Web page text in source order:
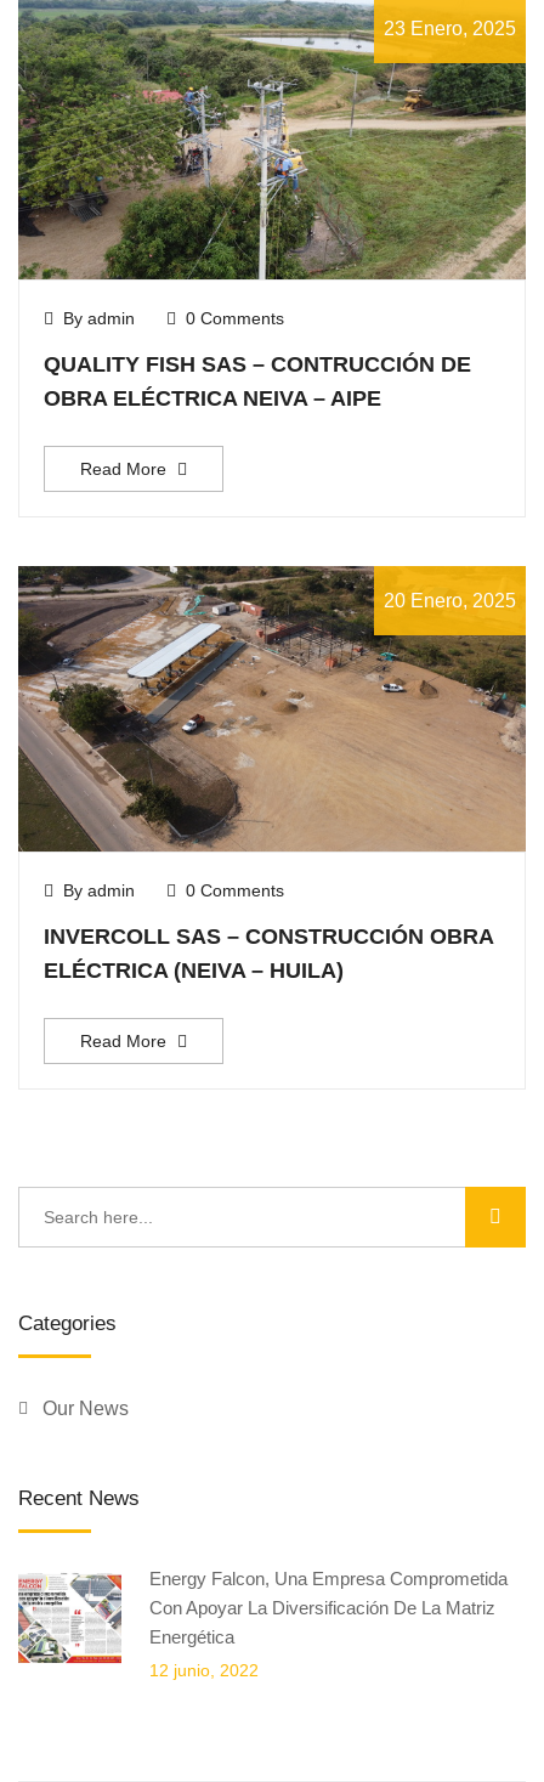
23 Enero, 2025
By admin 0 Comments
QUALITY FISH SAS – CONTRUCCIÓN DE
OBRA ELÉCTRICA NEIVA – AIPE
Read More
20 Enero, 2025
By admin 0 Comments
INVERCOLL SAS – CONSTRUCCIÓN OBRA
ELÉCTRICA (NEIVA – HUILA)
Read More
Categories
Our News
Recent News
Energy Falcon, Una Empresa Comprometida
Con Apoyar La Diversificación De La Matriz
Energética
12 junio, 2022